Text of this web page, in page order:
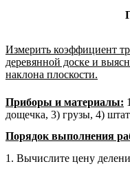
Измерить коэффициент
деревянной доске и
наклона плоскости.
Приборы и материалы:
дощечка, 3) грузы, 4)
Порядок выполнения
1. Вычислите цену